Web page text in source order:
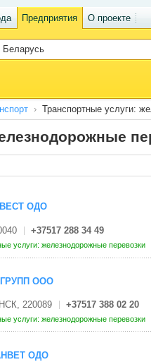
Предприятия О проекте
Транспортные услуги:
ОДО
+37517 288 34 49
услуги: железнодорожные перевозки
ООО
220089 +37517 388 02 20
услуги: железнодорожные перевозки
ОДО